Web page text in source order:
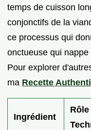
temps de cuisson
conjonctifs de la
ce processus qui
onctueuse qui
Pour explorer
ma Recette
Ingrédient
Rôle